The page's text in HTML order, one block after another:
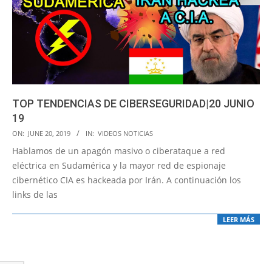
TOP TENDENCIAS DE CIBERSEGURIDAD|20 JUNIO
19
2019-
06-
20
ON: JUNE 20, 2019 IN: VIDEOS NOTICIAS
Hablamos de un apagón masivo o ciberataque a red
eléctrica en Sudamérica y la mayor red de espionaje
cibernético CIA es hackeada por Irán. A continuación los
links de las
LEER MÁS